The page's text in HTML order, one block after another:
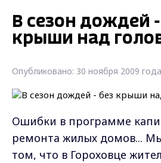
В сезон дождей -
крыши над
Опубликовано: 30 ноября 2009 года
Ошибки в программе
ремонта жилых домов...
том, что в Гороховце